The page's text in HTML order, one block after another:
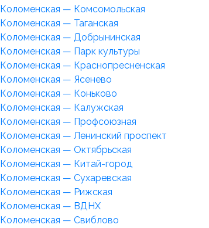
Коломенская — Комсомольская
Коломенская — Таганская
Коломенская — Добрынинская
Коломенская — Парк культуры
Коломенская — Краснопресненская
Коломенская — Ясенево
Коломенская — Коньково
Коломенская — Калужская
Коломенская — Профсоюзная
Коломенская — Ленинский проспект
Коломенская — Октябрьская
Коломенская — Китай-город
Коломенская — Сухаревская
Коломенская — Рижская
Коломенская — ВДНХ
Коломенская — Свиблово